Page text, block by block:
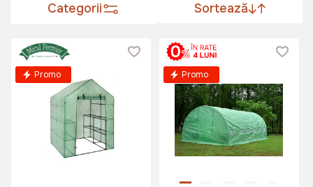
Categorii Sortează
Promo Promo